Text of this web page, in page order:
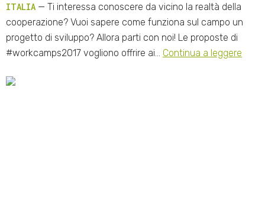
ITALIA — Ti interessa conoscere da vicino la realtà della
cooperazione? Vuoi sapere come funziona sul campo un
progetto di sviluppo? Allora parti con noi! Le proposte di
#workcamps2017 vogliono offrire ai… Continua a leggere